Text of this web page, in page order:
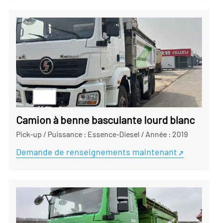
Camion à benne basculante lourd blanc
Pick-up / Puissance : Essence-Diesel / Année : 2019
Demande de renseignements maintenant